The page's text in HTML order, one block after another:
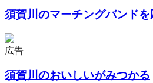
須賀川のマーチングバンド
広告
須賀川のおいしいがみつかる